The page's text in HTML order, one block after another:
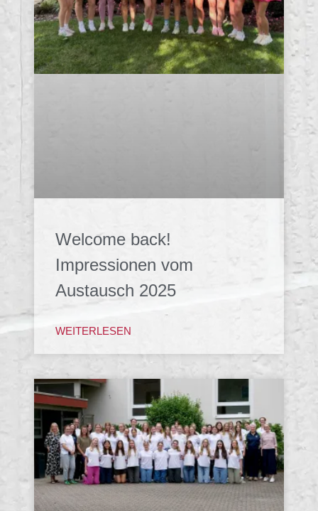
Welcome back!
Impressionen vom
Austausch 2025
WEITERLESEN